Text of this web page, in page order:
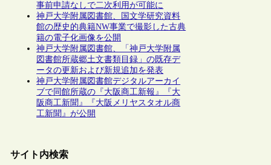
事前申請なしで二次利用が可能に
神戸大学附属図書館、国文学研究資料
館の歴史的典籍NW事業で撮影した古典
籍の電子化画像を公開
神戸大学附属図書館、「神戸大学附属
図書館所蔵郷土文書類目録」の既存デ
ータの更新および新規追加を発表
神戸大学附属図書館デジタルアーカイ
ブで同館所蔵の『大阪商工新報』『大
阪商工新聞』『大阪メリヤスタオル商
工新聞』が公開
サイト内検索